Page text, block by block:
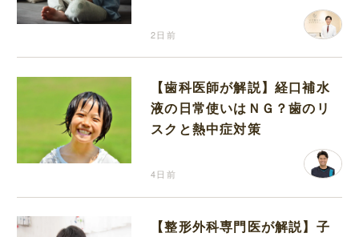
2日前
【歯科医師が解説】経口補水
液の日常使いはＮＧ？歯のリ
スクと熱中症対策
4日前
【整形外科専門医が解説】子